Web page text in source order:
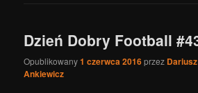
Dzień Dobry Football
Opublikowany1 czerwca 2016przez Dariusz
Ankiewicz